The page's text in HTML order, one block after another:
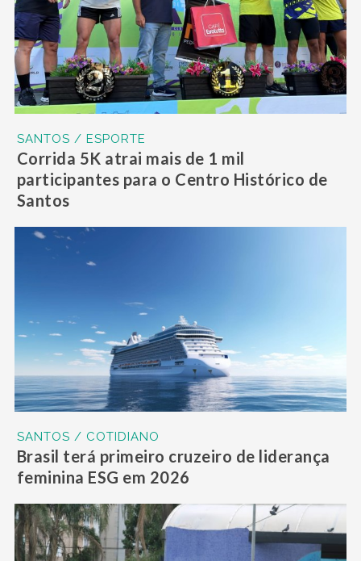
SANTOS / ESPORTE
Corrida 5K atrai mais de 1 mil
participantes para o Centro Histórico de
Santos
SANTOS / COTIDIANO
Brasil terá primeiro cruzeiro de liderança
feminina ESG em 2026